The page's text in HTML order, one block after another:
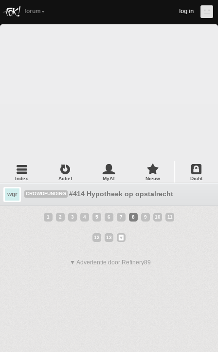
forum log in
Index Actief MyAT Nieuw Dicht
wgr CROWDFUNDING #414 Hypotheek op opstalrecht
1 2 3 4 5 6 7 8 9 10 11
12 13
▼ Advertentie door Refinery89